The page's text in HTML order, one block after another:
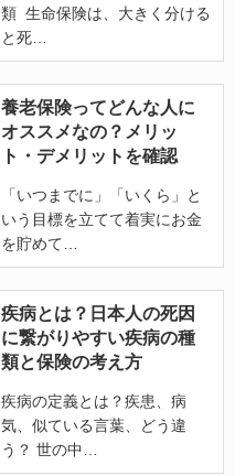
類 生命保険は、大きく分ける
と死
養老保険ってどんな人に
オススメなの？メリッ
ト・デメリットを確認
「いつまでに」「いくら」と
いう目標を立てて着実にお金
を貯めて
疾病とは？日本人の死因
に繋がりやすい疾病の種
類と保険の考え方
疾病の定義とは？疾患、病
気、似ている言葉、どう違
う？ 世の中